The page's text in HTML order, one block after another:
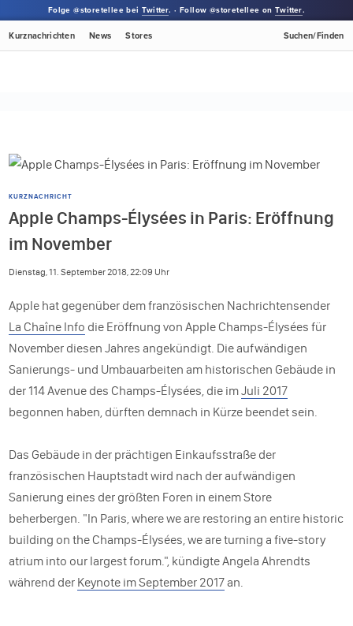
Folge @storetellee beiTwitter. · Follow @storetellee onTwitter.
Kurznachrichten News Stores Suchen/Finden
KURZNACHRICHT
Apple Champs-Élysées in Paris: Eröffnung
im November
Dienstag, 11. September 2018, 22:09 Uhr
Apple hat gegenüber dem französischen Nachrichtensender
La Chaîne Info die Eröffnung von Apple Champs-Élysées für
November diesen Jahres angekündigt. Die aufwändigen
Sanierungs- und Umbauarbeiten am historischen Gebäude in
der 114 Avenue des Champs-Élysées, die imJuli 2017
begonnen haben, dürften demnach in Kürze beendet sein.
Das Gebäude in der prächtigen Einkaufsstraße der
französischen Hauptstadt wird nach der aufwändigen
Sanierung eines der größten Foren in einem Store
beherbergen. "In Paris, where we are restoring an entire historic
building on the Champs-Élysées, we are turning a five-story
atrium into our largest forum.", kündigte Angela Ahrendts
während der Keynote im September 2017an.